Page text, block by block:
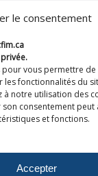
le consentement
vous permettre de
les fonctionnalités du
à notre utilisation des
consentement peut
et fonctions.
Accepter
CFIM
nous